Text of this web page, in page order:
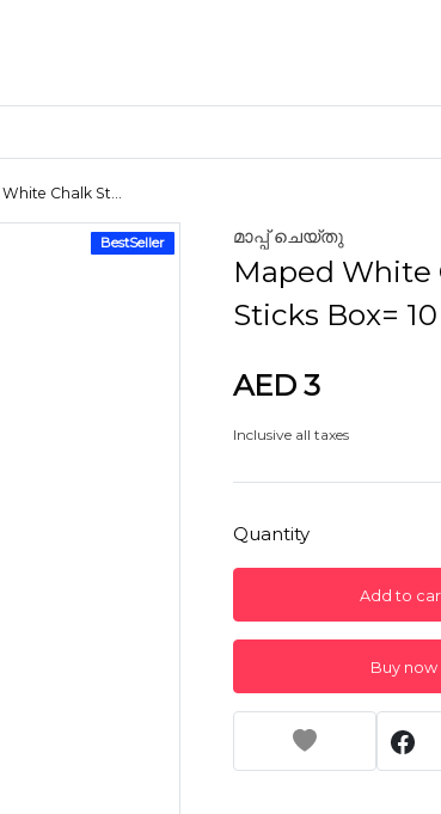
ക്രാഫ്റ്റ് മെറ്റീരിയലുകൾ
Chalk St...
BestSeller മാപ്പ് ചെയ്തു
Maped White
Sticks Box= 10
AED 3
Inclusive all taxes
Quantity
Add to
Buy now